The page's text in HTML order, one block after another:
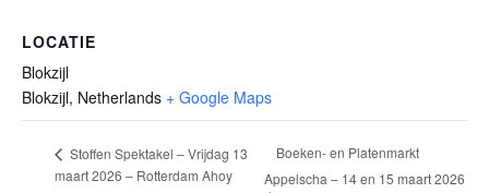
LOCATIE
Blokzijl
Blokzijl, Netherlands + Google Maps
Stoffen Spektakel – Vrijdag 13
maart 2026 – Rotterdam Ahoy
Boeken- en Platenmarkt
Appelscha – 14 en 15 maart 2026